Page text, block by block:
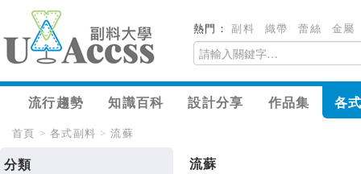
熱門：副料 織帶 蕾絲 金屬
流行趨勢 知識百科 設計分享 作品集 各
首頁 > 各式副料 > 流蘇
分類 流蘇